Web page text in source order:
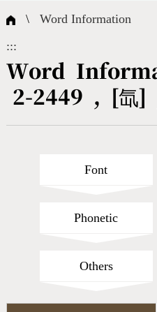
Terms
International
Composite Query
Bopomofo Query
Cang-Jie Query
CNS Query
Character
CNS
Character Create
Fonts Download
FAQ
Satisfaction
\Word Information
:::
Word
2-2449 , [氙]
Font
Phonetic
Others